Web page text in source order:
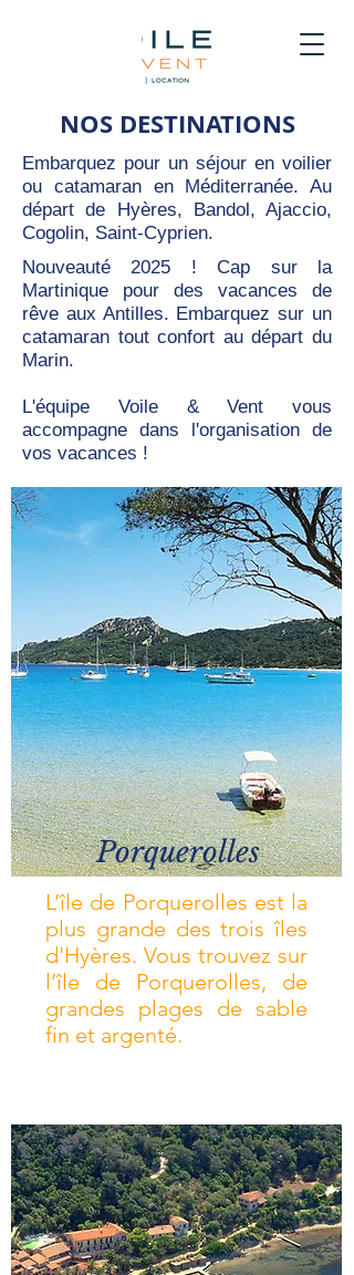
NOS DESTINATIONS
Embarquez pour un séjour en voilier
ou catamaran en Méditerranée. Au
départ de Hyères, Bandol, Ajaccio,
Cogolin, Saint-Cyprien.
Nouveauté 2025 ! Cap sur la
Martinique pour des vacances de
rêve aux Antilles. Embarquez sur un
catamaran tout confort au départ du
Marin.
L'équipe Voile & Vent vous
accompagne dans l'organisation de
vos vacances !
Porquerolles
L’île de Porquerolles est la
plus grande des trois îles
d'Hyères. Vous trouvez sur
l’île de Porquerolles, de
grandes plages de sable
fin et argenté.